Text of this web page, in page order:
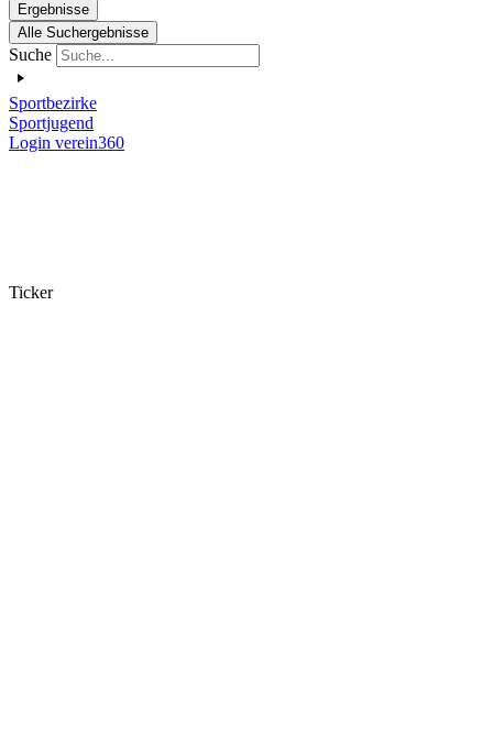
Ergebnisse
Alle Suchergebnisse
Suche
Sportbezirke
Sportjugend
Login verein360
Ticker